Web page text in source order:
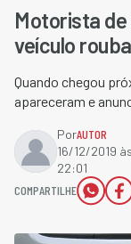
Motorista
veículo
Quando chegou
apareceram e
PorAUTOR
16/12/2019
22:01
COMPARTILHE